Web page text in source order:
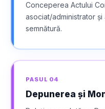
Conceperea Actului
asociat/administrator
semnătură.
PASUL 04
Depunerea și